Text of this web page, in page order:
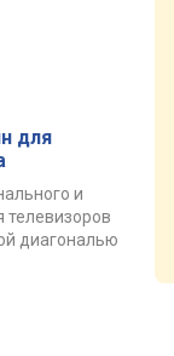
для
и
диагональю